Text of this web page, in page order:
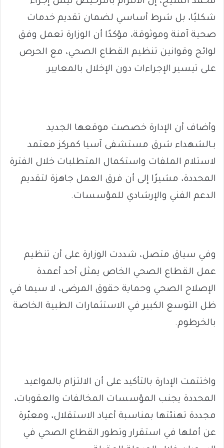
شكليًا، بل شرط أساسي لضمان تقديم خدمات
صحية آمنة وموثوقة، مؤكدًا أن الوزارة تعمل وفق
لوائح وقوانين تنظيم القطاع الصحي، مع الحرص
على تيسير الإجراءات دون الإخلال بالمعايير.
وأضاف أن الإدارة خصصت موقعها الجديد
بـالشهداء شرق مستشفى آسيا كمركز معتمد
لاستلام الملفات واستكمال المتطلبات خلال الفترة
المحددة، مشيرًا إلى أن فرق العمل جاهزة لتقديم
الدعم الفني والإرشادي للمؤسسات.
وفي سياق متصل، شددت الوزارة على أن تنظيم
عمل القطاع الصحي الخاص يمثل أحد أعمدة
الإصلاح الصحي وحماية حقوق المرضى، لا سيما في
ظل التوسع الكبير في الاستثمارات الطبية الخاصة
بالخرطوم.
واختتمت الإدارة بالتأكيد على أن الالتزام بالمواعيد
المحددة يجنب المؤسسات المخالفات والعقوبات،
مجددة تهنئتها بمناسبة أعياد الاستقلال، ومعبّرة
عن أملها في استقرار وتطور القطاع الصحي في